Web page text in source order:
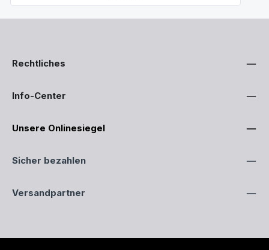
Rechtliches
Info-Center
Unsere Onlinesiegel
Sicher bezahlen
Versandpartner